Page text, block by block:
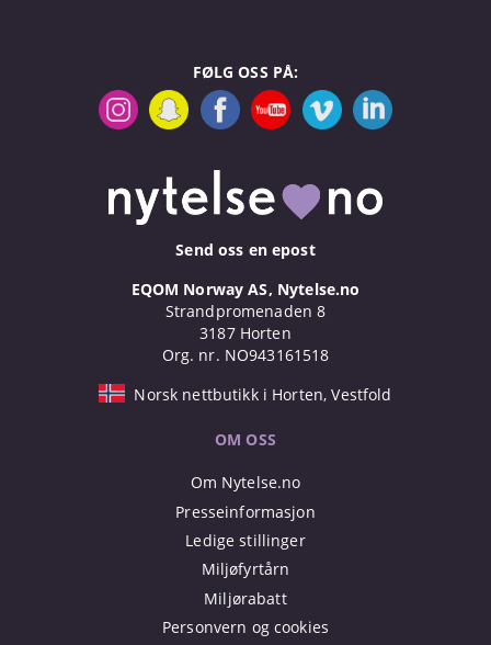
FØLG OSS PÅ:
Send oss en epost
EQOM Norway AS, Nytelse.no
Strandpromenaden 8
3187 Horten
Org. nr. NO943161518
Norsk nettbutikk i Horten, Vestfold
OM OSS
Om Nytelse.no
Presseinformasjon
Ledige stillinger
Miljøfyrtårn
Miljørabatt
Personvern og cookies